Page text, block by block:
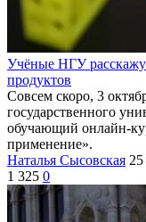
Учёные НГУ
продуктов
Совсем скоро, 3
государственного
обучающий онлайн-
применение».
Наталья Сысовская
1 325 0